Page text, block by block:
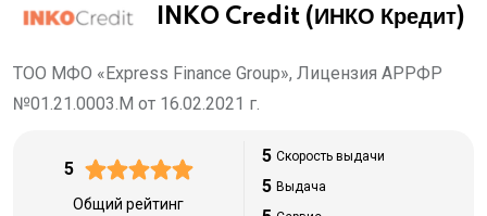
INKO Credit (ИНКО Кредит)
ТОО МФО «Express Finance Group», Лицензия АРРФР
№01.21.0003.М от 16.02.2021 г.
5
Общий рейтинг
5 Скорость выдачи
5 Выдача